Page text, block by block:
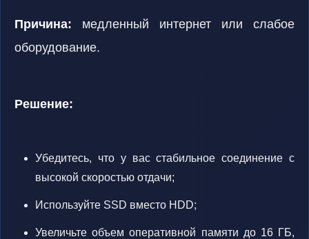
Причина: медленный интернет или слабое
оборудование.
Решение:
Убедитесь, что у вас стабильное соединение с
высокой скоростью отдачи;
Используйте SSD вместо HDD;
Увеличьте объем оперативной памяти до 16 ГБ,